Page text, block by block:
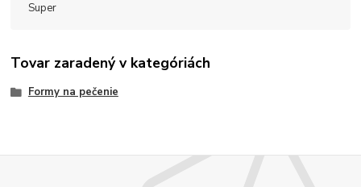
Super
Tovar zaradený v kategóriách
Formy na pečenie